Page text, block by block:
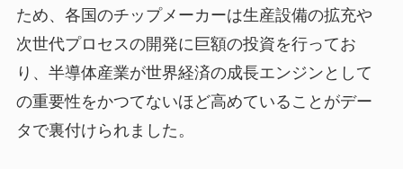
ため、各国のチップメーカーは生産設備の拡充や
次世代プロセスの開発に巨額の投資を行ってお
り、半導体産業が世界経済の成長エンジンとして
の重要性をかつてないほど高めていることがデー
タで裏付けられました。